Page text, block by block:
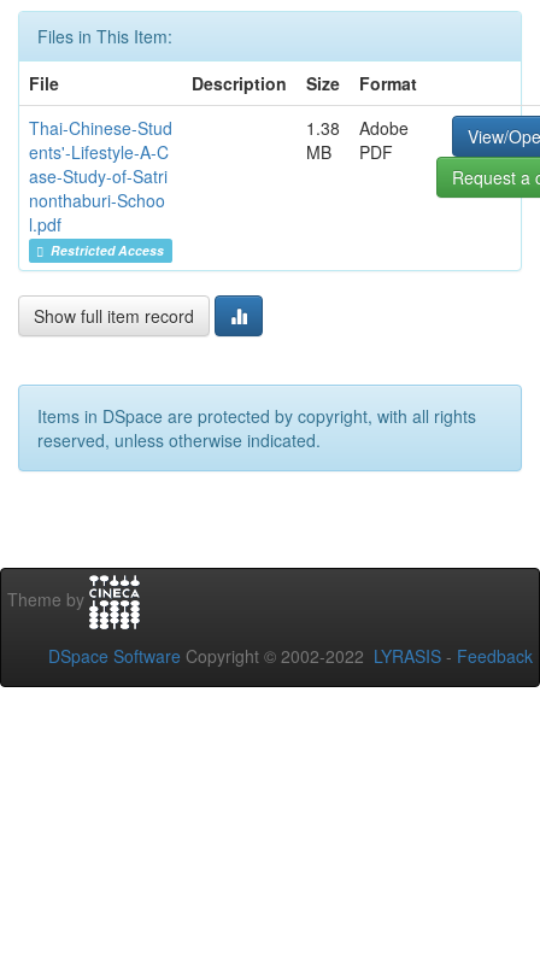
Files in This Item:
File
Description Size
Format
Thai-Chinese-Stud
ents'-Lifestyle-A-C
ase-Study-of-Satri
nonthaburi-Schoo
l.pdf
Restricted Access
1.38
MB
Adobe
PDF
View/
Request a
Show full item record
Items in DSpace are protected by copyright, with all rights
reserved, unless otherwise indicated.
Theme by
DSpace Software Copyright © 2002-2022 LYRASIS - Feedback